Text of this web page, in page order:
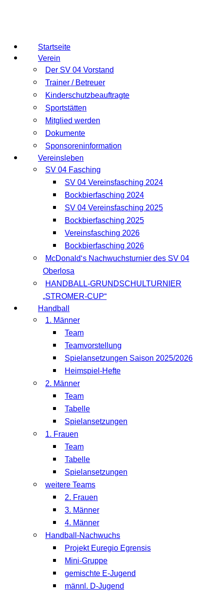
Startseite
Verein
Der SV 04 Vorstand
Trainer / Betreuer
Kinderschutzbeauftragte
Sportstätten
Mitglied werden
Dokumente
Sponsoreninformation
Vereinsleben
SV 04 Fasching
SV 04 Vereinsfasching 2024
Bockbierfasching 2024
SV 04 Vereinsfasching 2025
Bockbierfasching 2025
Vereinsfasching 2026
Bockbierfasching 2026
McDonald‘s Nachwuchsturnier des SV 04
Oberlosa
HANDBALL-GRUNDSCHULTURNIER
„STROMER-CUP“
Handball
1. Männer
Team
Teamvorstellung
Spielansetzungen Saison 2025/2026
Heimspiel-Hefte
2. Männer
Team
Tabelle
Spielansetzungen
1. Frauen
Team
Tabelle
Spielansetzungen
weitere Teams
2. Frauen
3. Männer
4. Männer
Handball-Nachwuchs
Projekt Euregio Egrensis
Mini-Gruppe
gemischte E-Jugend
männl. D-Jugend